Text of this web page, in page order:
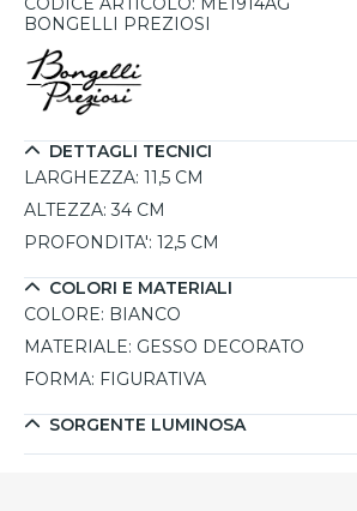
realizzate a mano, conferiscono
rappresenta una scelta d’arredo carica
Made in Italy, confezionata con
regalata con orgoglio.
BONGELLI PREZIOSI
DETTAGLI TECNICI
LARGHEZZA: 11,5 CM
ALTEZZA: 34 CM
PROFONDITA': 12,5 CM
COLORI E MATERIALI
COLORE: BIANCO
MATERIALE: GESSO DECORATO
FORMA: FIGURATIVA
SORGENTE LUMINOSA